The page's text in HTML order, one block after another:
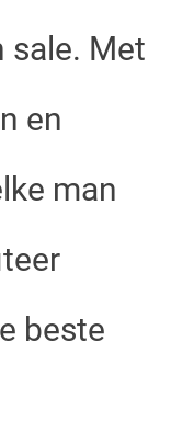
sale. Met
en
man
beste